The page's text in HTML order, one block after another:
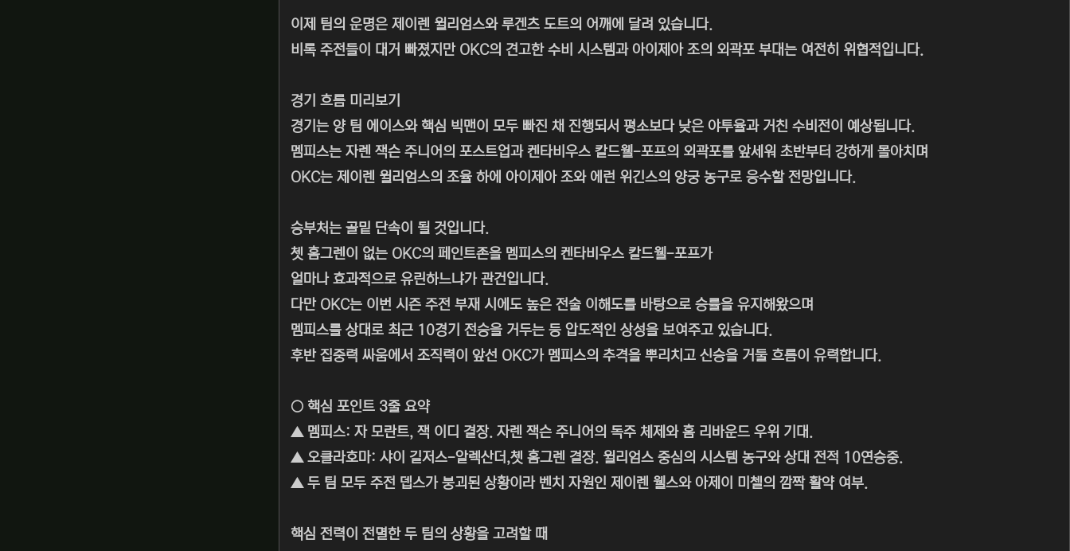
이제 팀의 운명은 제이렌 윌리엄스와 루겐츠 도트의 어깨에 달려 있습니다.
비록 주전들이 대거 빠졌지만 OKC의 견고한 수비 시스템과 아이제아 조의 외곽포 부대는 여전히 위협적입니다.
경기 흐름 미리보기
경기는 양 팀 에이스와 핵심 빅맨이 모두 빠진 채 진행되서 평소보다 낮은 야투율과 거친 수비전이 예상됩니다.
멤피스는 자렌 잭슨 주니어의 포스트업과 켄타비우스 칼드웰-포프의 외곽포를 앞세워 초반부터 강하게 몰아치며
OKC는 제이렌 윌리엄스의 조율 하에 아이제아 조와 에런 위긴스의 양궁 농구로 응수할 전망입니다.
승부처는 골밑 단속이 될 것입니다.
쳇 홈그렌이 없는 OKC의 페인트존을 멤피스의 켄타비우스 칼드웰-포프가
얼마나 효과적으로 유린하느냐가 관건입니다.
다만 OKC는 이번 시즌 주전 부재 시에도 높은 전술 이해도를 바탕으로 승률을 유지해왔으며
멤피스를 상대로 최근 10경기 전승을 거두는 등 압도적인 상성을 보여주고 있습니다.
후반 집중력 싸움에서 조직력이 앞선 OKC가 멤피스의 추격을 뿌리치고 신승을 거둘 흐름이 유력합니다.
○ 핵심 포인트 3줄 요약
▲ 멤피스: 자 모란트, 잭 이디 결장. 자렌 잭슨 주니어의 독주 체제와 홈 리바운드 우위 기대.
▲ 오클라호마: 샤이 길저스-알렉산더,쳇 홈그렌 결장. 윌리엄스 중심의 시스템 농구와 상대 전적 10연승중.
▲ 두 팀 모두 주전 뎁스가 붕괴된 상황이라 벤치 자원인 제이렌 웰스와 아제이 미첼의 깜짝 활약 여부.
핵심 전력이 전멸한 두 팀의 상황을 고려할 때